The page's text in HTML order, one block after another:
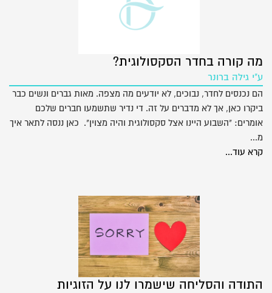
מה קורה בחדר הסקסולוגית?
ע"י גילה ברונר
הם נכנסים לחדר, נבוכים, לא יודעים מה מצפה. מאות גברים ונשים כבר
ביקרו כאן, אך לא מדברים על זה. די נדיר שתשמעו חברים שלכם
אומרים: "השבוע היינו אצל סקסולוגית והיה מצוין". כאן ננסה לתאר איך
מ...
קרא עוד...
התודה והסליחה שישמרו לנו על הזוגיות